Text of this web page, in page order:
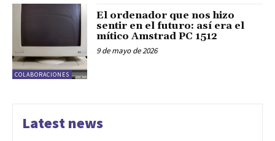
COLABORACIONES
El ordenador que nos hizo
sentir en el futuro: así era el
mítico Amstrad PC 1512
9 de mayo de 2026
Latest news